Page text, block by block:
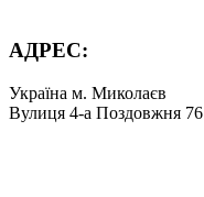
АДРЕС:
Україна м. Миколаєв
Вулиця 4-а Поздовжня 76